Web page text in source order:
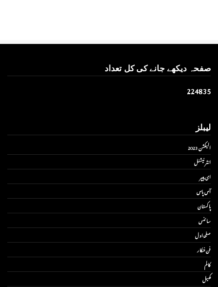
صفحہ دیکھے جانے کی کل تعداد
224835
لیبلز
الیکشن 2023
انٹر نیشنل
ای پیپر
آس پاس
پاکستان
سائنس
صفحۂ اول
فن فنکار
کالم
کھیل